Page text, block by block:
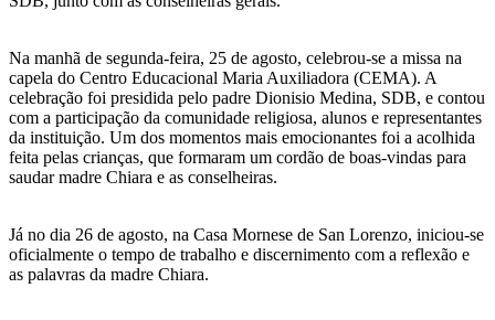
Na manhã de segunda-feira, 25 de agosto, celebrou-se a missa na
capela do Centro Educacional Maria Auxiliadora (CEMA). A
celebração foi presidida pelo padre Dionisio Medina, SDB, e contou
com a participação da comunidade religiosa, alunos e representantes
da instituição. Um dos momentos mais emocionantes foi a acolhida
feita pelas crianças, que formaram um cordão de boas-vindas para
saudar madre Chiara e as conselheiras.
Já no dia 26 de agosto, na Casa Mornese de San Lorenzo, iniciou-se
oficialmente o tempo de trabalho e discernimento com a reflexão e
as palavras da madre Chiara.